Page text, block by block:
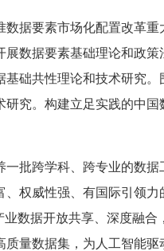
数据要素市场化配置改革
数据要素基础理论和政
础共性理论和技术研究
究。构建立足实践的中
一批跨学科、跨专业的数
权威性强、有国际引领
业数据开放共享、深度融
量数据集，为人工智能驱